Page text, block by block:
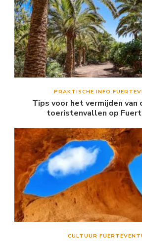
PRAKTISCHE INFO
Tips voor het vermijden van
toeristenvallen op
CULTUUR